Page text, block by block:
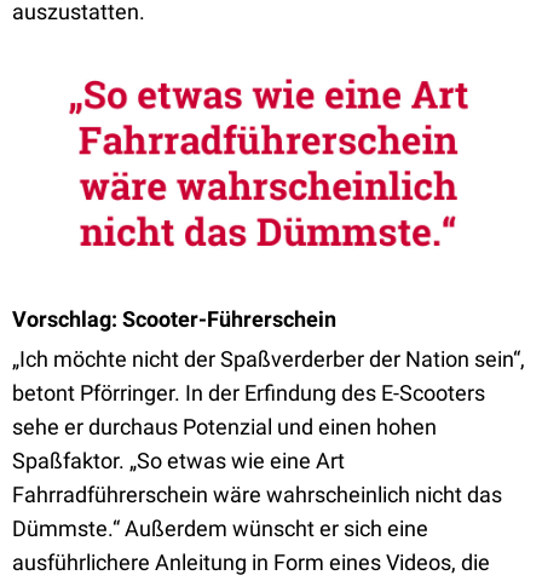
auszustatten.
Vorschlag: Scooter-Führerschein
„Ich möchte nicht der Spaßverderber der Nation sein“,
betont Pförringer. In der Erfindung des E-Scooters
sehe er durchaus Potenzial und einen hohen
Spaßfaktor. „So etwas wie eine Art
Fahrradführerschein wäre wahrscheinlich nicht das
Dümmste.“ Außerdem wünscht er sich eine
ausführlichere Anleitung in Form eines Videos, die